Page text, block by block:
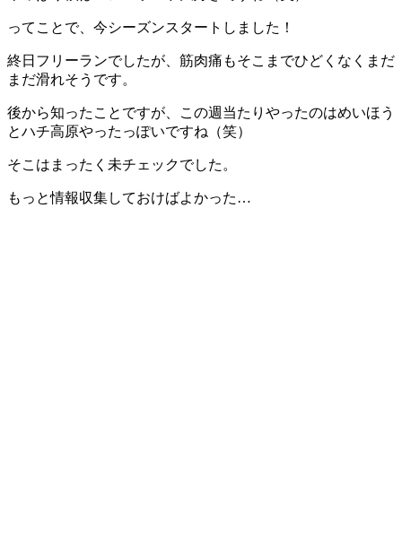
ってことで、今シーズンスタートしました！
終日フリーランでしたが、筋肉痛もそこまでひどくなくまだ
まだ滑れそうです。
後から知ったことですが、この週当たりやったのはめいほう
とハチ高原やったっぽいですね（笑）
そこはまったく未チェックでした。
もっと情報収集しておけばよかった…